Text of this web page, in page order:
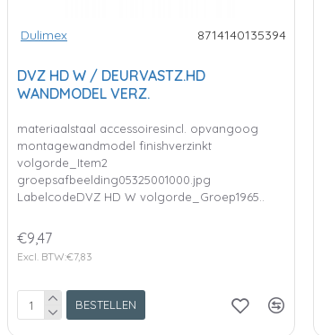
Dulimex 8714140135394
DVZ HD W / DEURVASTZ.HD
WANDMODEL VERZ.
materiaalstaal accessoiresincl. opvangoog
montagewandmodel finishverzinkt
volgorde_Item2
groepsafbeelding05325001000.jpg
LabelcodeDVZ HD W volgorde_Groep1965..
€9,47
Excl. BTW:€7,83
BESTELLEN